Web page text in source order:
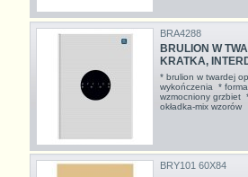
BRA4288
BRULION W
KRATKA,
* brulion w twardej
wykończenia *
wzmocniony grzbiet
okładka-mix
BRY101 60X84